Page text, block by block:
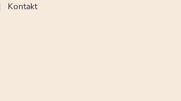
Kontakt